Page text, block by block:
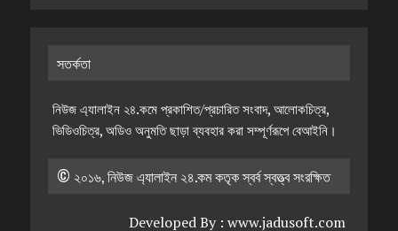
সতর্কতা
নিউজ এ্যালাইন ২৪.কমে প্রকাশিত/প্রচারিত সংবাদ, আলোকচিত্র,
ভিডিওচিত্র, অডিও অনুমতি ছাড়া ব্যবহার করা সম্পূর্ণরূপে বেআইনি।
© ২০১৬, নিউজ এ্যালাইন ২৪.কম কতৃক স্বর্ব স্বত্ত্ব সংরক্ষিত
Developed By :www.jadusoft.com